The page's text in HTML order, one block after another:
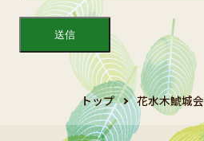
トップ 花水木鯱城会